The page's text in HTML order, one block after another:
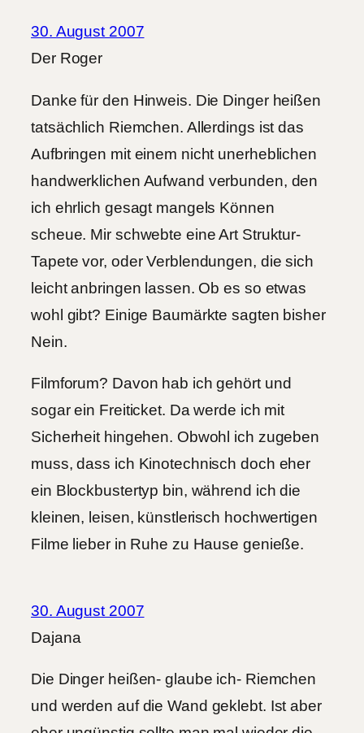
30. August 2007
Der Roger
Danke für den Hinweis. Die Dinger heißen
tatsächlich Riemchen. Allerdings ist das
Aufbringen mit einem nicht unerheblichen
handwerklichen Aufwand verbunden, den
ich ehrlich gesagt mangels Können
scheue. Mir schwebte eine Art Struktur-
Tapete vor, oder Verblendungen, die sich
leicht anbringen lassen. Ob es so etwas
wohl gibt? Einige Baumärkte sagten bisher
Nein.
Filmforum? Davon hab ich gehört und
sogar ein Freiticket. Da werde ich mit
Sicherheit hingehen. Obwohl ich zugeben
muss, dass ich Kinotechnisch doch eher
ein Blockbustertyp bin, während ich die
kleinen, leisen, künstlerisch hochwertigen
Filme lieber in Ruhe zu Hause genieße.
30. August 2007
Dajana
Die Dinger heißen- glaube ich- Riemchen
und werden auf die Wand geklebt. Ist aber